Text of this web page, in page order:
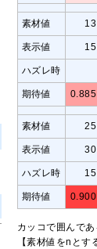
素材値 13
表示値 15
ハズレ時
期待値 0.885
素材値 25
表示値 30
ハズレ時 15
期待値 0.900
カッコで囲んで
【素材値をnとす